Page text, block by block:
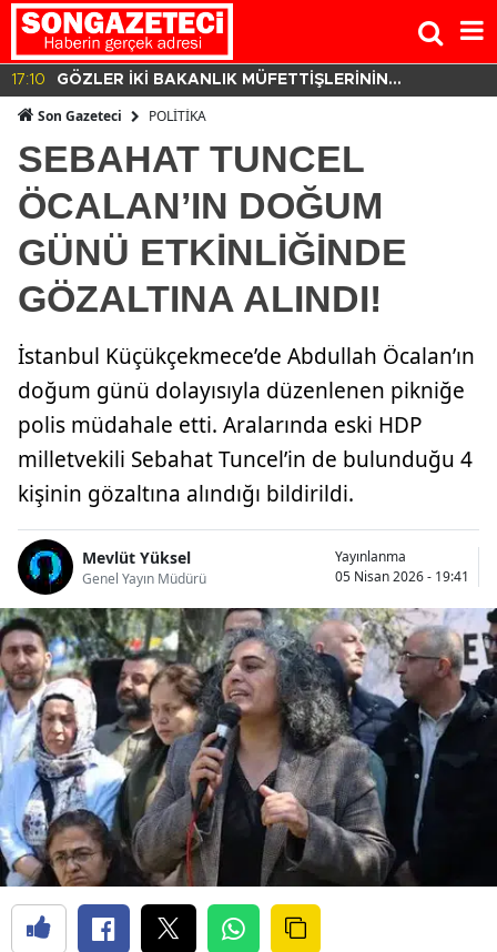
17:10
GÖZLER İKİ BAKANLIK MÜFETTİŞLERİNİN
Son Gazeteci POLİTİKA
SEBAHAT TUNCEL
ÖCALAN’IN DOĞUM
GÜNÜ ETKİNLİĞİNDE
GÖZALTINA ALINDI!
İstanbul Küçükçekmece’de Abdullah Öcalan’ın
doğum günü dolayısıyla düzenlenen pikniğe
polis müdahale etti. Aralarında eski HDP
milletvekili Sebahat Tuncel’in de bulunduğu 4
kişinin gözaltına alındığı bildirildi.
Mevlüt Yüksel
Genel Yayın Müdürü
Yayınlanma
05 Nisan 2026 - 19:41